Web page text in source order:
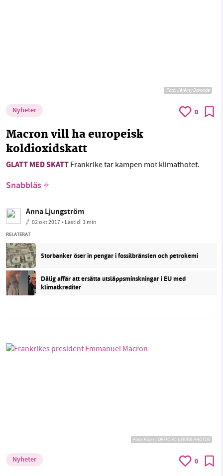
Foto:Jérémy Barande
Nyheter 0
Macron vill ha europeisk
koldioxidskatt
GLATT MED SKATT Frankrike tar kampen mot klimathotet.
Snabbläs
Anna Ljungström
02 okt 2017• Lästid: 1 min
RELATERAT
Storbanker öser in pengar i fossilbränslen och petrokemi
Dålig affär att ersätta utsläppsminskningar i EU med
klimatkrediter
Foto: Flickr / OFFICIAL LEWEB PHOTOS
Nyheter 0